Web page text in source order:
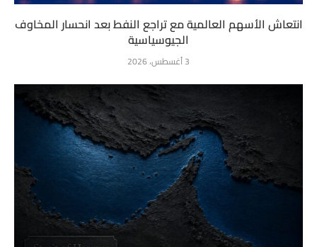
انتعاش الأسهم العالمية مع تراجع النفط بعد انحسار المخاوف
الجيوسياسية
3 أغسطس، 2026